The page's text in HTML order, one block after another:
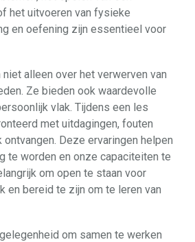
het uitvoeren van fysieke
en oefening zijn essentieel voor
niet alleen over het verwerven van
Ze bieden ook waardevolle
vlak. Tijdens een les
met uitdagingen, fouten
Deze ervaringen helpen
te worden en onze capaciteiten te
om open te staan voor
en bereid te zijn om te leren van
om samen te werken